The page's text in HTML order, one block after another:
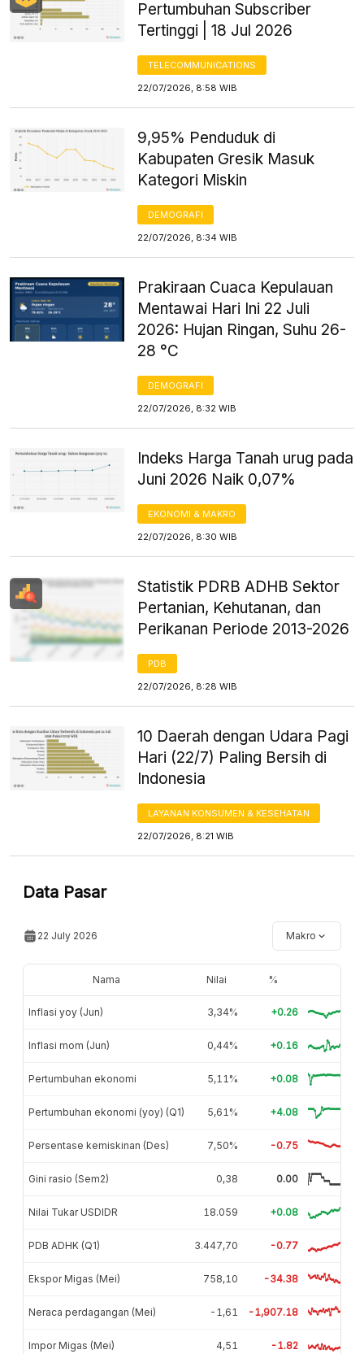
Pertumbuhan Subscriber
Tertinggi | 18 Jul 2026
TELECOMMUNICATIONS
22/07/2026, 8:58 WIB
9,95% Penduduk di
Kabupaten Gresik Masuk
Kategori Miskin
DEMOGRAFI
22/07/2026, 8:34 WIB
Prakiraan Cuaca Kepulauan
Mentawai Hari Ini 22 Juli
2026: Hujan Ringan, Suhu 26-
28 °C
DEMOGRAFI
22/07/2026, 8:32 WIB
Indeks Harga Tanah urug pada
Juni 2026 Naik 0,07%
EKONOMI & MAKRO
22/07/2026, 8:30 WIB
Statistik PDRB ADHB Sektor
Pertanian, Kehutanan, dan
Perikanan Periode 2013-2026
PDB
22/07/2026, 8:28 WIB
10 Daerah dengan Udara Pagi
Hari (22/7) Paling Bersih di
Indonesia
LAYANAN KONSUMEN & KESEHATAN
22/07/2026, 8:21 WIB
Data Pasar
22 July 2026 Makro
Nama Nilai %
Inflasi yoy (Jun) 3,34% +0.26
Inflasi mom (Jun) 0,44% +0.16
Pertumbuhan ekonomi 5,11% +0.08
Pertumbuhan ekonomi (yoy) (Q1) 5,61% +4.08
Persentase kemiskinan (Des) 7,50% -0.75
Gini rasio (Sem2) 0,38 0.00
Nilai Tukar USDIDR 18.059 +0.08
PDB ADHK (Q1) 3.447,70 -0.77
Ekspor Migas (Mei) 758,10 -34.38
Neraca perdagangan (Mei) -1,61 -1,907.18
Impor Migas (Mei) 4,51 -1.82